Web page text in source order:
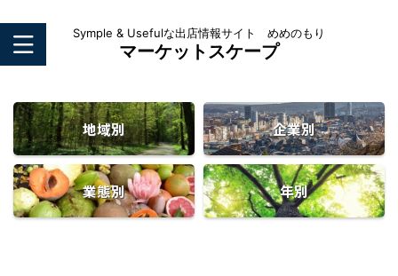
Symple & Usefulな出店情報サイト めめのもり
マーケットスケープ
地域別 企業別
業態別 年別